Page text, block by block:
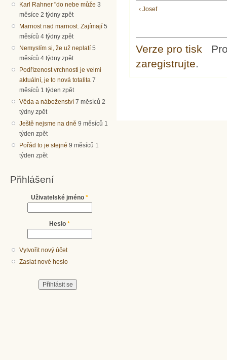
Karl Rahner "do nebe může 3
měsíce 2 týdny zpět
Marnost nad marnost. Zajímají 5
měsíců 4 týdny zpět
Nemyslím si, že už neplatí 5
měsíců 4 týdny zpět
Podřízenost vrchnosti je velmi
aktuální, je to nová totalita 7
měsíců 1 týden zpět
Věda a náboženství 7 měsíců 2
týdny zpět
Ještě nejsme na dně 9 měsíců 1
týden zpět
Pořád to je stejné 9 měsíců 1
týden zpět
Přihlášení
Uživatelské jméno *
Heslo *
Vytvořit nový účet
Zaslat nové heslo
‹ Josef
Verze pro tisk
zaregistrujte.